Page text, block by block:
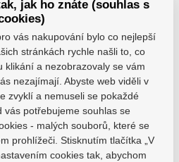
jak ho znáte (souhlas s
vás nakupování bylo co nejlepší
stránkách rychle našli to, co
klikání a nezobrazovaly se vám
nezajímají. Abyste web viděli v
zvyklí a nemuseli se pokaždé
vás potřebujeme souhlas se
- malých souborů, které se
prohlížeči. Stisknutím tlačítka „V
cookies tak, abychom